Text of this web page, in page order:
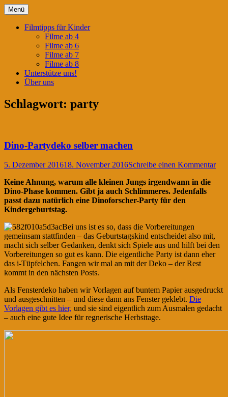
Springe
zum
InhaltKinderwahnsinn
Menü
Filmtipps für Kinder
Filme ab 4
Filme ab 6
Filme ab 7
Filme ab 8
Unterstütze uns!
Über uns
Schlagwort: party
Dino-Partydeko selber machen
5. Dezember 201618. November 2016Schreibe einen Kommentar
Keine Ahnung, warum alle kleinen Jungs irgendwann in die
Dino-Phase kommen. Gibt ja auch Schlimmeres. Jedenfalls
passt dazu natürlich eine Dinoforscher-Party für den
Kindergeburtstag.
Bei uns ist es so, dass die Vorbereitungen
gemeinsam stattfinden – das Geburtstagskind entscheidet also mit,
macht sich selber Gedanken, denkt sich Spiele aus und hilft bei den
Vorbereitungen so gut es kann. Die eigentliche Party ist dann eher
das i-Tüpfelchen. Fangen wir mal an mit der Deko – der Rest
kommt in den nächsten Posts.
Als Fensterdeko haben wir Vorlagen auf buntem Papier ausgedruckt
und ausgeschnitten – und diese dann ans Fenster geklebt. Die
Vorlagen gibt es hier, und sie sind eigentlich zum Ausmalen gedacht
– auch eine gute Idee für regnerische Herbsttage.